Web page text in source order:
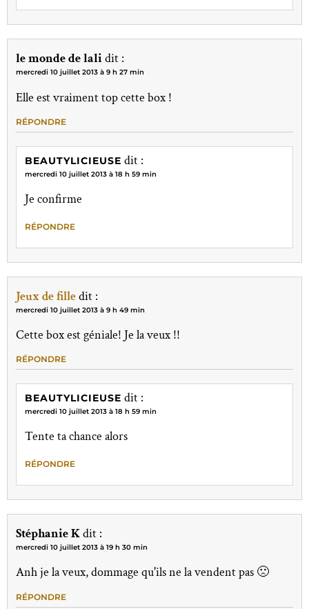
le monde de lalidit :
mercredi 10 juillet 2013 à 9 h 27 min
Elle est vraiment top cette box !
RÉPONDRE
BEAUTYLICIEUSE dit :
mercredi 10 juillet 2013 à 18 h 59 min
Je confirme
RÉPONDRE
Jeux de filledit :
mercredi 10 juillet 2013 à 9 h 49 min
Cette box est géniale! Je la veux !!
RÉPONDRE
BEAUTYLICIEUSE dit :
mercredi 10 juillet 2013 à 18 h 59 min
Tente ta chance alors
RÉPONDRE
Stéphanie Kdit :
mercredi 10 juillet 2013 à 19 h 30 min
Anh je la veux, dommage qu'ils ne la vendent pas 🙁
RÉPONDRE